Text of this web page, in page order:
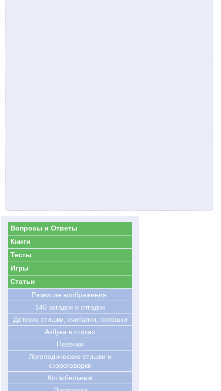
Вопросы и Ответы
Книги
Тесты
Игры
Статьи
Развитие воображения.
140 загадок и отгадок
Детские стишки, считалки, потешки
Азбука в стихах
Песенки
Логопедические стишки и
скороговорки
Колыбельные